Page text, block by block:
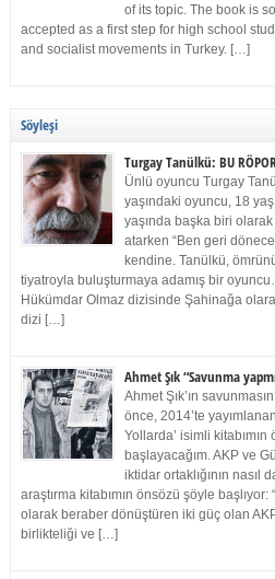
of its topic. The book is
accepted as a first step for high school
and socialist movements in Turkey. […]
Söyleşi
Turgay Tanülkü: BU
Ünlü oyuncu Turgay
yaşındaki oyuncu, 18
yaşında başka biri olarak
atarken “Ben geri
kendine. Tanülkü,
tiyatroyla buluşturmaya adamış bir
Hükümdar Olmaz dizisinde Şahinağa
dizi […]
Ahmet Şık “Savunma
Ahmet Şık’ın
önce, 2014’te
Yollarda’ isimli
başlayacağım. AKP ve
iktidar ortaklığının nasıl
araştırma kitabımın önsözü şöyle
olarak beraber dönüştüren iki güç olan
birlikteliği ve […]